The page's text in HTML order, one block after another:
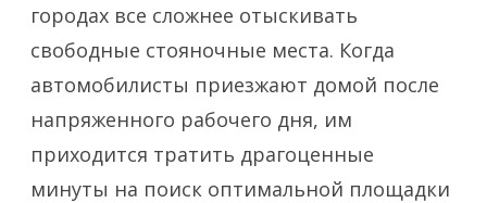
барьеры
городах все сложнее отыскивать
свободные стояночные места. Когда
автомобилисты приезжают домой после
напряженного рабочего дня, им
приходится тратить драгоценные
минуты на поиск оптимальной площадки